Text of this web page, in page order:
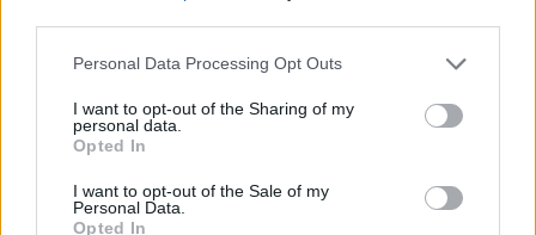
Personal Data Processing Opt Outs
I want to opt-out of the Sharing of my
personal data.
Opted In
I want to opt-out of the Sale of my
Personal Data.
Opted In
También ha tenido unasbonitas palabras hacia su
importante desde aquel US Open. "Si le preguntas a
le encantaría levantar el título aquí. Pero mi equipo y yo,